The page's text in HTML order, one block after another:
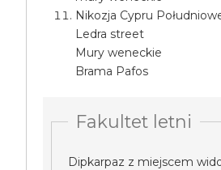
Nikozja Cypru
Ledra street
Mury weneckie
Brama Pafos
Fakultet letni
Dipkarpaz z miejscem